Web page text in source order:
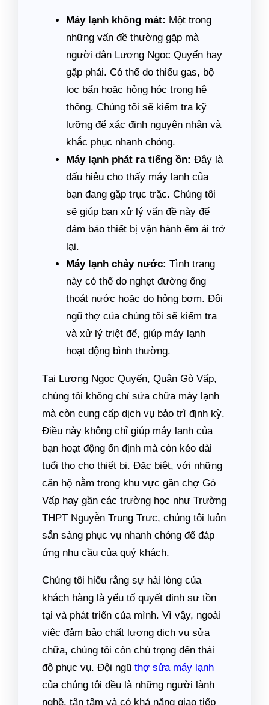
Máy lạnh không mát: Một trong
những vấn đề thường gặp mà
người dân Lương Ngọc Quyến hay
gặp phải. Có thể do thiếu gas, bộ
lọc bẩn hoặc hỏng hóc trong hệ
thống. Chúng tôi sẽ kiểm tra kỹ
lưỡng để xác định nguyên nhân và
khắc phục nhanh chóng.
Máy lạnh phát ra tiếng ồn: Đây là
dấu hiệu cho thấy máy lạnh của
bạn đang gặp trục trặc. Chúng tôi
sẽ giúp bạn xử lý vấn đề này để
đảm bảo thiết bị vận hành êm ái trở
lại.
Máy lạnh chảy nước: Tình trạng
này có thể do nghẹt đường ống
thoát nước hoặc do hỏng bơm. Đội
ngũ thợ của chúng tôi sẽ kiểm tra
và xử lý triệt để, giúp máy lạnh
hoạt động bình thường.
Tại Lương Ngọc Quyến, Quận Gò Vấp,
chúng tôi không chỉ sửa chữa máy lạnh
mà còn cung cấp dịch vụ bảo trì định kỳ.
Điều này không chỉ giúp máy lạnh của
bạn hoạt động ổn định mà còn kéo dài
tuổi thọ cho thiết bị. Đặc biệt, với những
căn hộ nằm trong khu vực gần chợ Gò
Vấp hay gần các trường học như Trường
THPT Nguyễn Trung Trực, chúng tôi luôn
sẵn sàng phục vụ nhanh chóng để đáp
ứng nhu cầu của quý khách.
Chúng tôi hiểu rằng sự hài lòng của
khách hàng là yếu tố quyết định sự tồn
tại và phát triển của mình. Vì vậy, ngoài
việc đảm bảo chất lượng dịch vụ sửa
chữa, chúng tôi còn chú trọng đến thái
độ phục vụ. Đội ngũ thợ sửa máy lạnh
của chúng tôi đều là những người lành
nghề, tận tâm và có khả năng giao tiếp